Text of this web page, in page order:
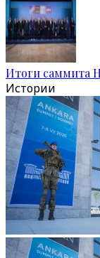
Итоги саммита
Истории